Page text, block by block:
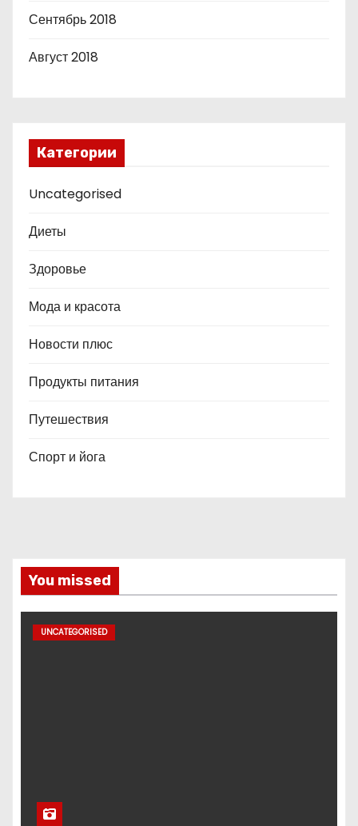
Сентябрь 2018
Август 2018
Категории
Uncategorised
Диеты
Здоровье
Мода и красота
Новости плюс
Продукты питания
Путешествия
Спорт и йога
You missed
UNCATEGORISED